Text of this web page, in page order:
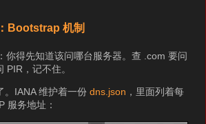
Bootstrap 机制
你得先知道该问哪台服务器。查 .com 要问
PIR，记不住。
。IANA 维护着一份dns.json ，里面列着每
服务地址：